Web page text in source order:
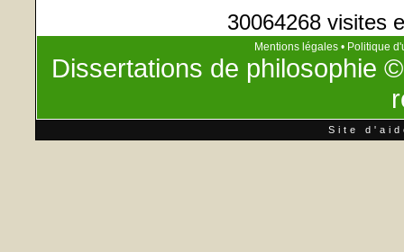
30064268 visites
Mentions légales • Politique
Dissertations de philosophie
Site